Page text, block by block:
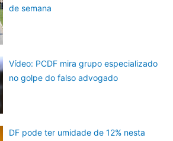
de semana
Vídeo: PCDF mira grupo especializado
no golpe do falso advogado
DF pode ter umidade de 12% nesta